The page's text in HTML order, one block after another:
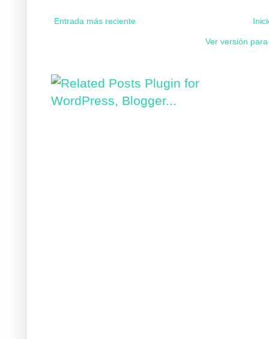
Entrada más reciente
Ver versión